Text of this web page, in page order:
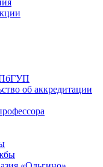
об аккредитации